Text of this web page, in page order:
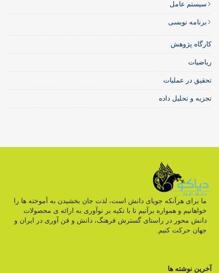
سیستم عامل
برنامه نویسی
کارگاه پژوهش
ریاضیات
تحقیق در عملیات
تجزیه و تحلیل داده
ما برای هرآنکه جویای دانش است، لذت جان بخشیدن به آموخته ها را
خواهانیم و همواره برآنیم تا با تکیه بر نوآوری به ارائه ی محصولات
دانش محور در راستای گسترش فرهنگ، دانش و فن آوری در ایران و
جهان حرکت کنیم.
آخرین نوشته ها